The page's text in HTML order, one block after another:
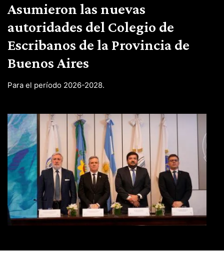
Asumieron las nuevas
autoridades del Colegio de
Escribanos de la Provincia de
Buenos Aires
Para el período 2026-2028.